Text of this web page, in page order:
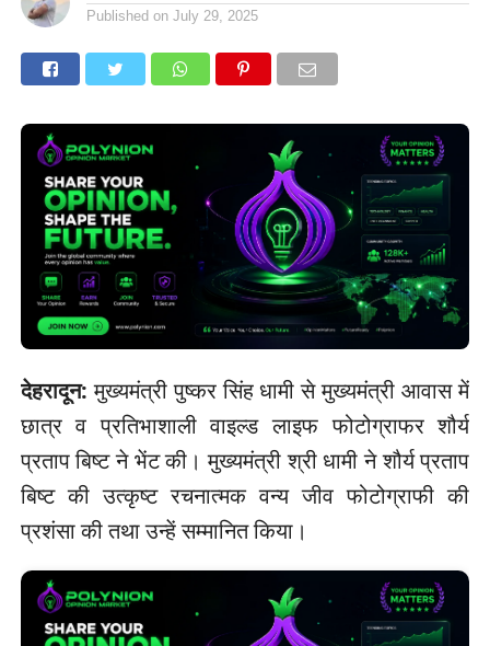
Published on July 29, 2025
देहरादून: मुख्यमंत्री पुष्कर सिंह धामी से मुख्यमंत्री आवास में
छात्र व प्रतिभाशाली वाइल्ड लाइफ फोटोग्राफर शौर्य
प्रताप बिष्ट ने भेंट की। मुख्यमंत्री श्री धामी ने शौर्य प्रताप
बिष्ट की उत्कृष्ट रचनात्मक वन्य जीव फोटोग्राफी की
प्रशंसा की तथा उन्हें सम्मानित किया।